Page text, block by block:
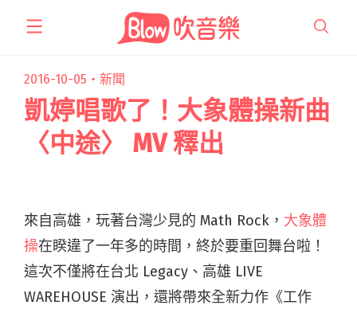
2016-10-05・ 新聞
凱婷唱歌了！大象體操新曲
〈中途〉 MV 釋出
來自高雄，玩著台灣少見的 Math Rock， 大象體
操在睽違了一年多的時間，終於要重回舞台啦！
這次不僅將在台北 Legacy、高雄 LIVE
WAREHOUSE 演出，還將帶來全新力作《工作